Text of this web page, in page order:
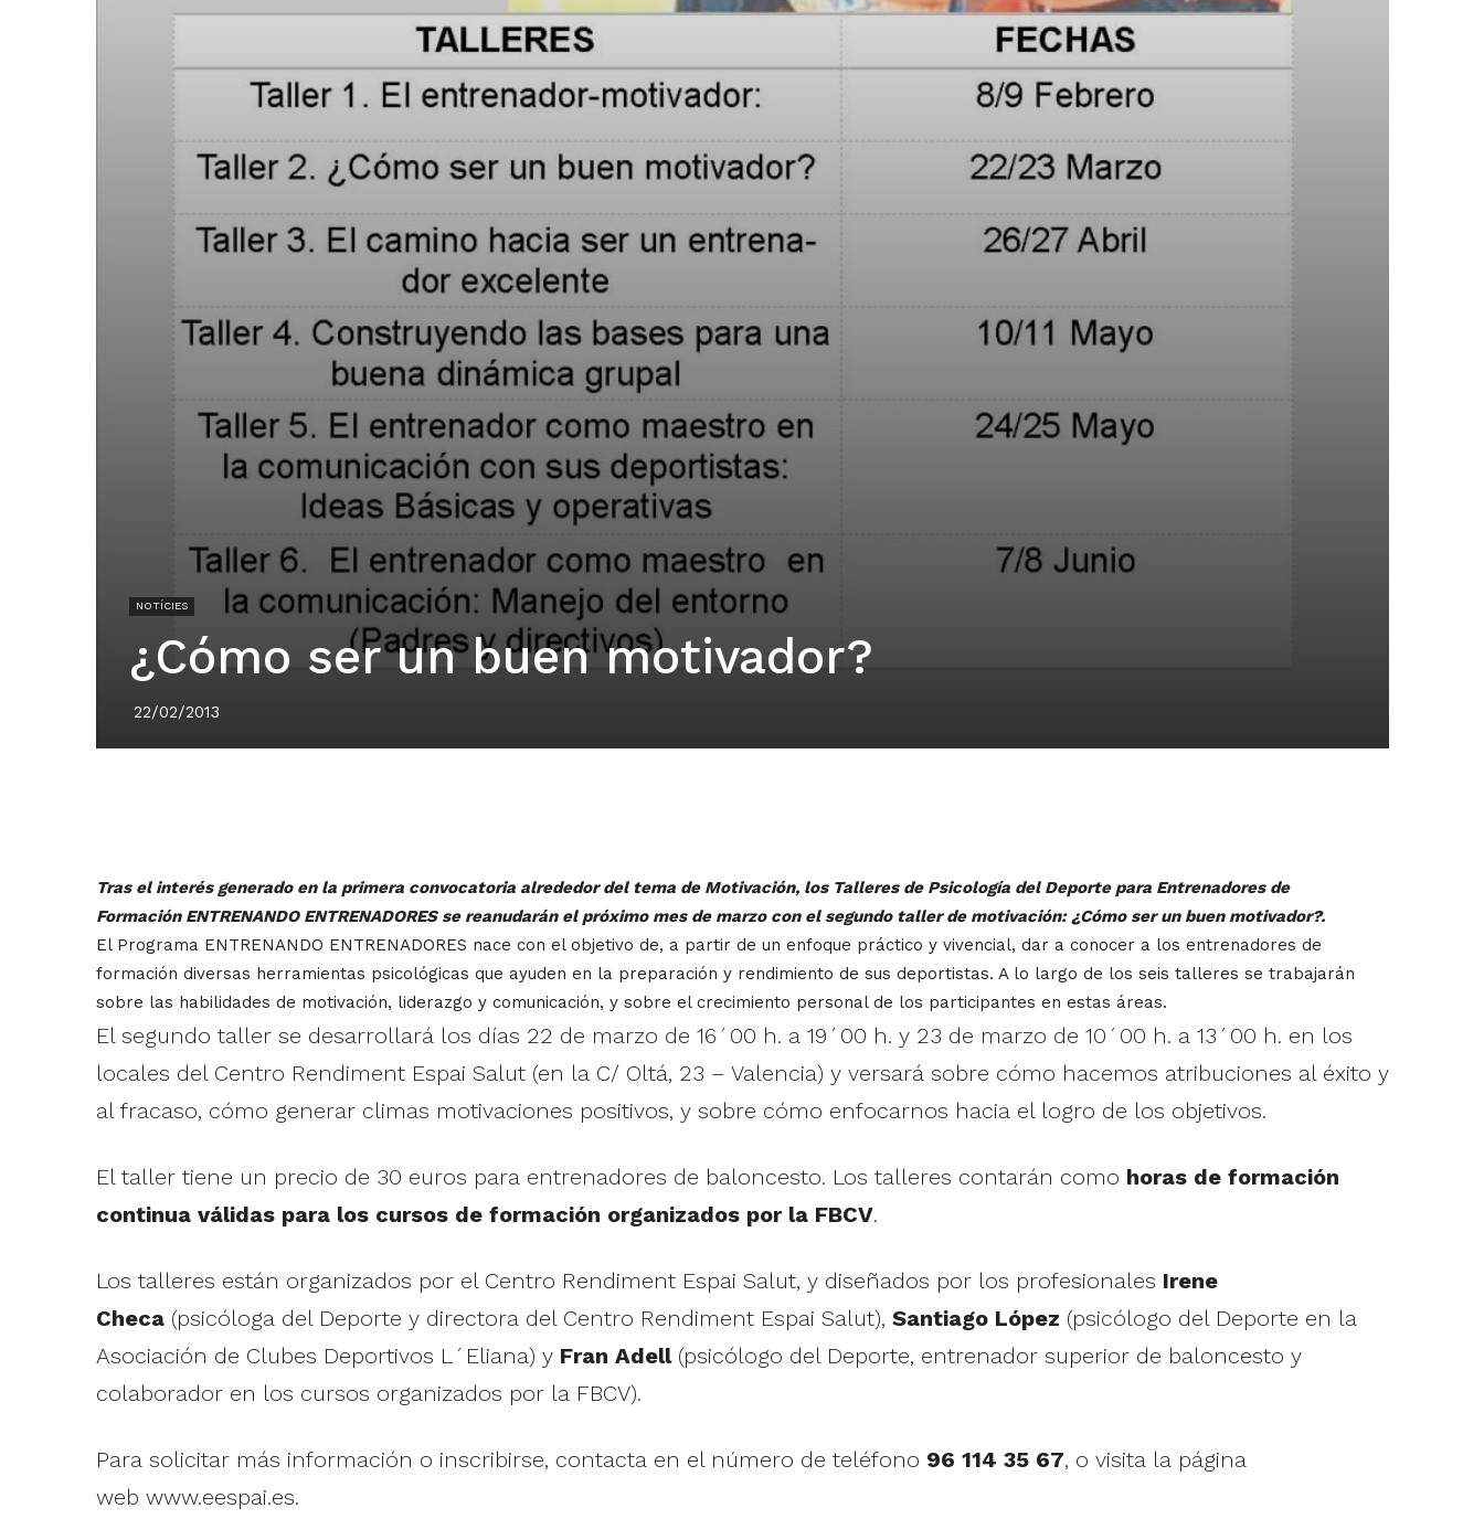
NOTÍCIES
¿Cómo ser un buen motivador?
22/02/2013
Tras el interés generado en la primera convocatoria alrededor del tema de Motivación, los Talleres de Psicología del Deporte para Entrenadores de
Formación ENTRENANDO ENTRENADORES se reanudarán el próximo mes de marzo con el segundo taller de motivación: ¿Cómo ser un buen motivador?.
El Programa ENTRENANDO ENTRENADORES nace con el objetivo de, a partir de un enfoque práctico y vivencial, dar a conocer a los entrenadores de
formación diversas herramientas psicológicas que ayuden en la preparación y rendimiento de sus deportistas. A lo largo de los seis talleres se trabajarán
sobre las habilidades de motivación, liderazgo y comunicación, y sobre el crecimiento personal de los participantes en estas áreas.
El segundo taller se desarrollará los días 22 de marzo de 16´00 h. a 19´00 h. y 23 de marzo de 10´00 h. a 13´00 h. en los
locales del Centro Rendiment Espai Salut (en la C/ Oltá, 23 – Valencia) y versará sobre cómo hacemos atribuciones al éxito y
al fracaso, cómo generar climas motivaciones positivos, y sobre cómo enfocarnos hacia el logro de los objetivos.
El taller tiene un precio de 30 euros para entrenadores de baloncesto. Los talleres contarán como horas de formación
continua válidas para los cursos de formación organizados por la FBCV.
Los talleres están organizados por el Centro Rendiment Espai Salut, y diseñados por los profesionales Irene
Checa(psicóloga del Deporte y directora del Centro Rendiment Espai Salut), Santiago López (psicólogo del Deporte en la
Asociación de Clubes Deportivos L´Eliana) y Fran Adell(psicólogo del Deporte, entrenador superior de baloncesto y
colaborador en los cursos organizados por la FBCV).
Para solicitar más información o inscribirse, contacta en el número de teléfono 96 114 35 67, o visita la página
web www.eespai.es.